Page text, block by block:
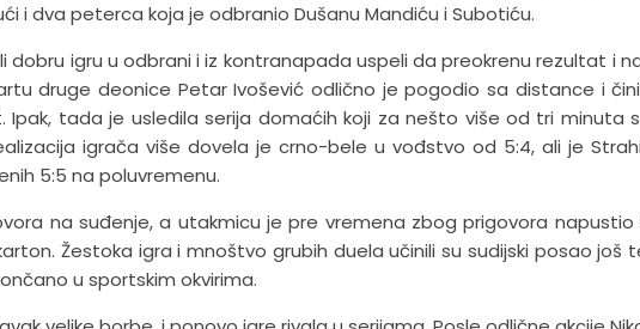
i dva peterca koja je odbranio Dušanu Mandiću i Subotiću.
dobru igru u odbrani i iz kontranapada uspeli da preokrenu rezultat i
druge deonice Petar Ivošević odlično je pogodio sa distance i
Ipak, tada je usledila serija domaćih koji za nešto više od tri minuta
igrača više dovela je crno-bele u vođstvo od 5:4, ali je
5:5 na poluvremenu.
na suđenje, a utakmicu je pre vremena zbog prigovora napustio
Žestoka igra i mnoštvo grubih duela učinili su sudijski posao još
u sportskim okvirima.